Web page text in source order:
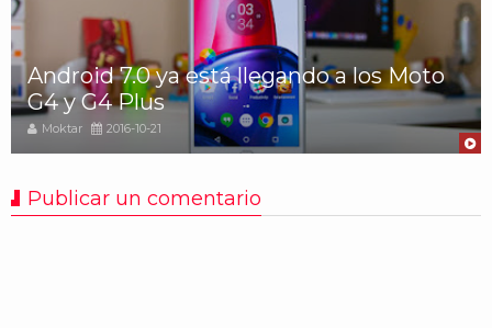
Android 7.0 ya está llegando a los Moto
G4 y G4 Plus
Moktar 2016-10-21
Publicar un comentario